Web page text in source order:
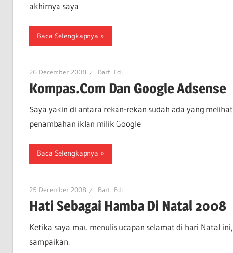
akhirnya saya
Baca Selengkapnya
26 December 2008 Bart. Edi
Kompas.Com Dan Google Adsense
Saya yakin di antara rekan-rekan sudah ada yang
penambahan iklan milik Google
Baca Selengkapnya
25 December 2008 Bart. Edi
Hati Sebagai Hamba Di Natal 2008
Ketika saya mau menulis ucapan selamat di hari Natal
sampaikan.